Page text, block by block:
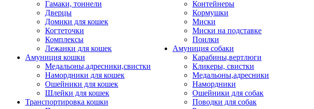
Гамаки, тоннели
Дверцы
Домики для кошек
Когтеточки
Комплексы
Лежанки для кошек
Амуниция кошки
Медальоны,адресники,свистки
Намордники для кошек
Ошейники для кошек
Шлейки для кошек
Транспортировка кошки
Контейнеры
Кормушки
Миски
Миски на подставке
Поилки
Амуниция собаки
Карабины,вертлюги
Кликеры, свистки
Медальоны,адресники
Намордники
Ошейники для собак
Поводки для собак